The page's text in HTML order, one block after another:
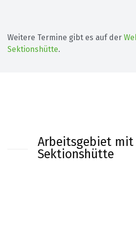
Weitere Termine gibt es auf der
Sektionshütte.
Arbeitsgebiet mit
Sektionshütte